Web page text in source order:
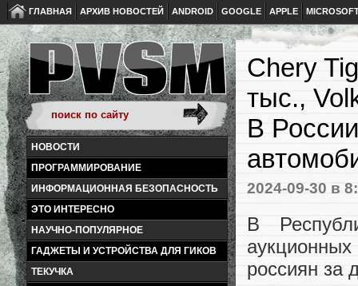
ГЛАВНАЯ АРХИВ НОВОСТЕЙ ANDROID GOOGLE APPLE
НОВОСТИ
ПРОГРАММИРОВАНИЕ
ИНФОРМАЦИОННАЯ БЕЗОПАСНОСТЬ
ЭТО ИНТЕРЕСНО
НАУЧНО-ПОПУЛЯРНОЕ
ГАДЖЕТЫ И УСТРОЙСТВА ДЛЯ ГИКОВ
ТЕКУЧКА
Chery
тыс.,
В
2024-09-30 в
В
россиян за